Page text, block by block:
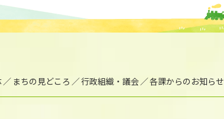
まちの見どころ 行政組織・議会 各課からのお知らせ